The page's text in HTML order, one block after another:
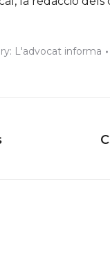
L'advocat informa